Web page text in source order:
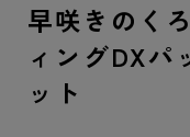
早咲きのく
ィングDXパ
ット